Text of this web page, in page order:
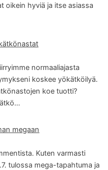
oikein hyviä ja itse asiassa
normaaliajasta
koskee yökätköilyä.
koe tuotti?
megaan
Kuten varmasti
tulossa mega-tapahtuma ja